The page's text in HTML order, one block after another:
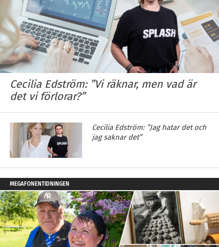
Cecilia Edström: ”Vi räknar, men vad är
det vi förlorar?”
Cecilia Edström: ”Jag hatar det och
jag saknar det”
MEGAFONENTIDNINGEN